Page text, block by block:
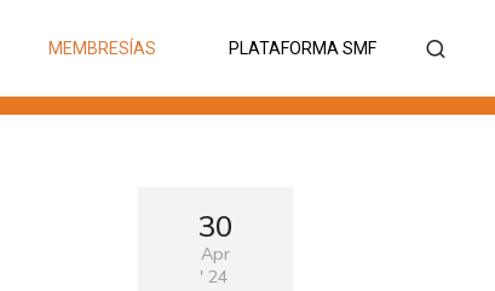
MEMBRESÍAS PLATAFORMA SMF
30
Apr
'24
MEMBRESÍAS